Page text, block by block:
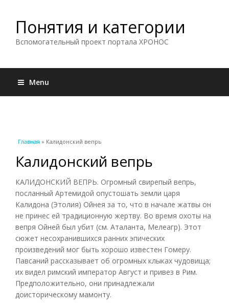
Понятия и категории
Вспомогательный проект портала ХРОНОС
Menu
Вы здесь
Главная » Калидонский вепрь
Калидонский вепрь
КАЛИДОНСКИЙ ВЕПРЬ. Огромный свирепый вепрь,
посланный Артемидой опустошать земли царя
Калидона (Этолия) Ойнея за то, что в начале жатвы он
не принес ей традиционную жертву. Во время охоты на
вепря Ойней был убит (см. Аталанта, Мелеагр). Этот
сюжет несохранившихся ранних эпических
произведений мог быть хорошо известен Гомеру.
Павсаний рассказывает об огромных клыках чудовища;
их видел римский император Август и привез в Рим.
Предположительно, они принадлежали
доисторическому мамонту.